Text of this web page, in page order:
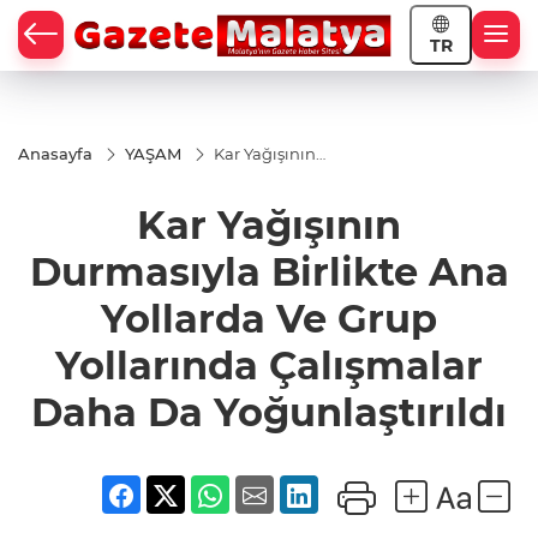
TR
Anasayfa YAŞAM
Kar Yağışının
Yollarda Ve
Grup
Yollarında
Çalışmalar
Daha Da
Yoğunlaştırıldı
Kar Yağışının
Durmasıyla Birlikte Ana
Yollarda Ve Grup
Yollarında Çalışmalar
Daha Da Yoğunlaştırıldı